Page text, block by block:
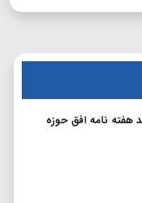
هفته نامه افق حوزه